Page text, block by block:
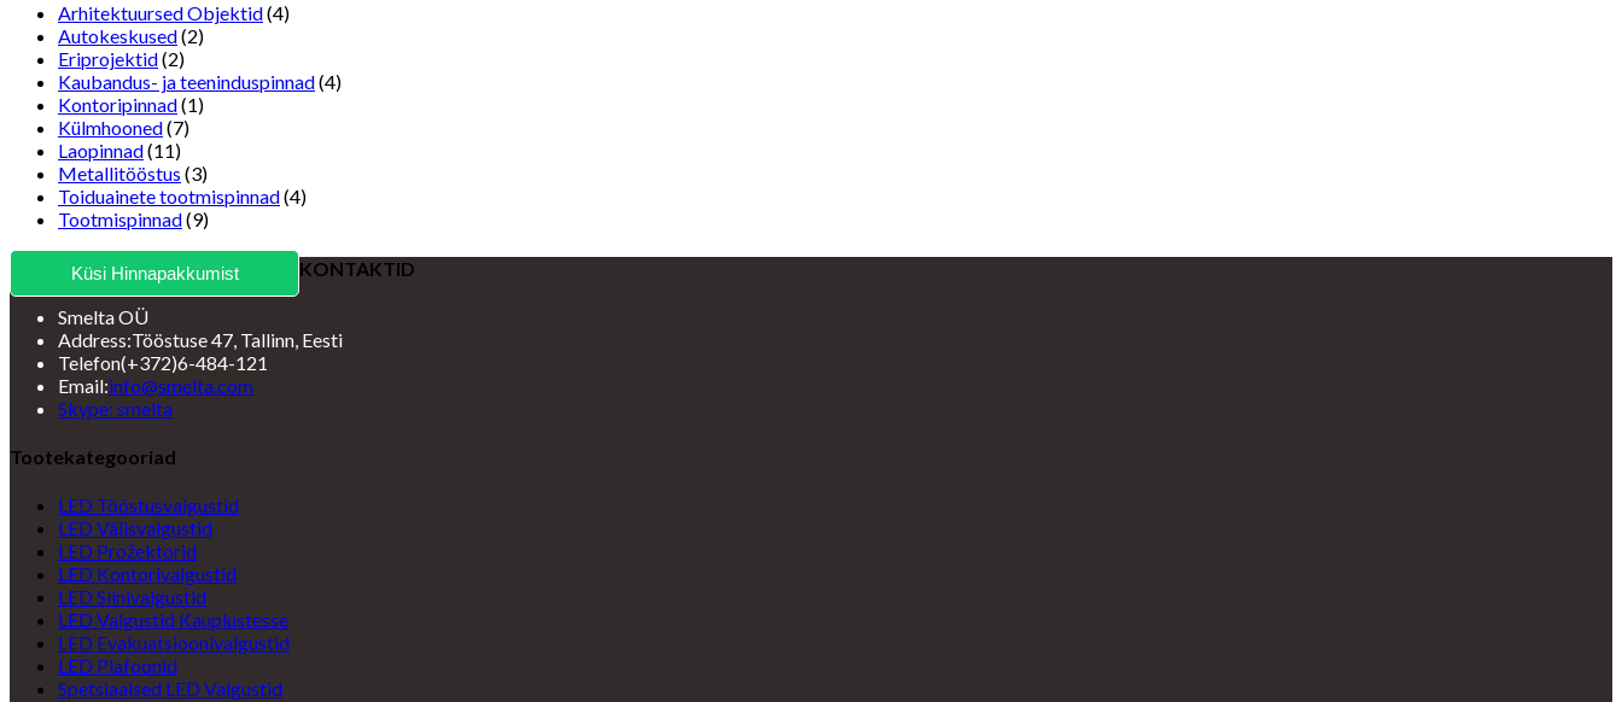
Arhitektuursed Objektid(4)
Autokeskused(2)
Eriprojektid(2)
Kaubandus- ja teeninduspinnad(4)
Kontoripinnad(1)
Külmhooned(7)
Laopinnad(11)
Metallitööstus (3)
Toiduainete tootmispinnad(4)
Tootmispinnad(9)
Küsi Hinnapakkumist KONTAKTID
Smelta OÜ
Address:Tööstuse 47, Tallinn, Eesti
Telefon(+372)6-484-121
Email:info@smelta.comOpens
Skype: smeltaOpens
your
Tootekategooriad
LED Tööstusvalgustid
LED Välisvalgustid
LED Prožektorid
LED Kontorivalgustid
LED Siinivalgustid
LED Valgustid Kauplustesse
LED Evakuatsioonivalgustid
LED Plafoonid
Spetsiaalsed LED Valgustid